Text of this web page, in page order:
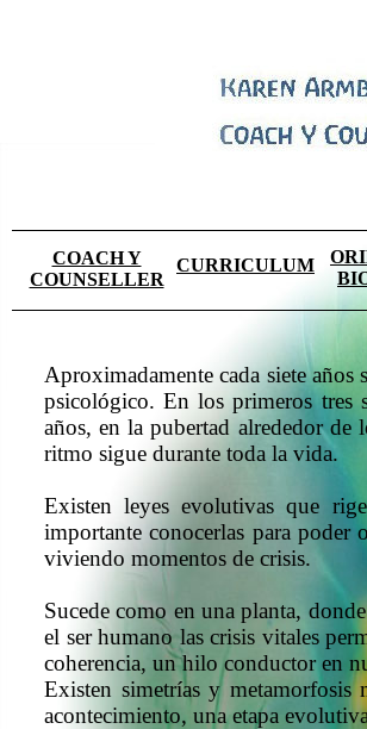
Aproximadamente cada siete
psicológico. En los primeros tres
años, en la pubertad alrededor de
ritmo sigue durante toda la vida.
Existen leyes evolutivas que
importante conocerlas para poder
viviendo momentos de crisis.
Sucede como en una planta,
el ser humano las crisis vitales
coherencia, un hilo conductor en
Existen simetrías y
acontecimiento, una etapa
CURRICULUM
COACH Y
COUNSELLER